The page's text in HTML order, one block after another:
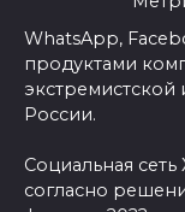
WhatsApp,
продуктами
России.
Социальная
согласно